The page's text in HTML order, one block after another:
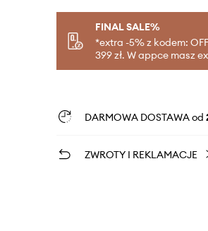
FINAL SALE%
*extra -5% z kodem:
399 zł. W appce masz
DARMOWA DOSTAWA od
ZWROTY I REKLAMACJE